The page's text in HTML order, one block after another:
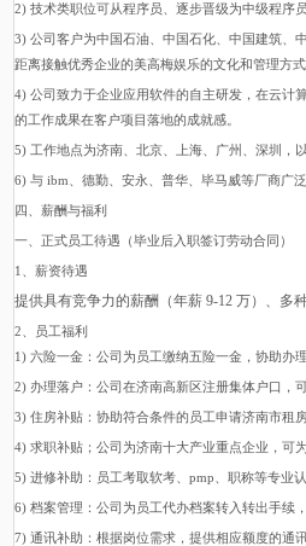
2) 技术类职位可从程序员、逐步晋级为中级程序
3) 公司客户为中国石油、中国石化、中国建筑、
距离接触优秀企业的美高梅娱乐的文化和管理方
4) 公司致力于企业应用软件的自主研发，在云计
的工作成果在客户项目落地的成就感。
5) 工作地点为济南、北京、上海、广州、深圳，
6) 与 ibm、德勤、安永、普华、毕马威等厂商广
四、薪酬与福利
一、正式员工待遇（毕业后入职签订劳动合同）
1、薪资待遇
提供具有竞争力的薪酬（年薪 9-12 万）、多
2、员工福利
1) 六险一金：公司为员工缴纳五险一金，协助办
2) 办理落户：公司在济南高新区注册集体户口，
3) 住房补贴：协助符合条件的员工申请济南市租
4) 求职补贴；公司为济南十大产业重点企业，可
5) 进修补助：员工考取软考、pmp、职称等专业
6) 档案管理：公司为员工代办档案转入转出手续
7) 通讯补助：根据岗位需求，提供相应额度的通